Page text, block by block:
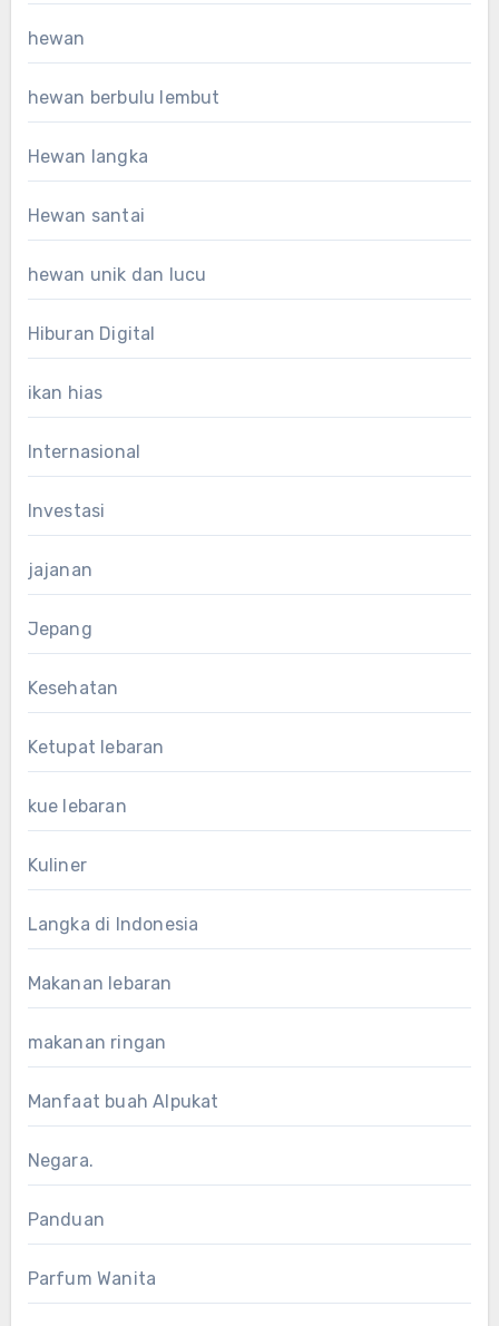
hewan
hewan berbulu lembut
Hewan langka
Hewan santai
hewan unik dan lucu
Hiburan Digital
ikan hias
Internasional
Investasi
jajanan
Jepang
Kesehatan
Ketupat lebaran
kue lebaran
Kuliner
Langka di Indonesia
Makanan lebaran
makanan ringan
Manfaat buah Alpukat
Negara.
Panduan
Parfum Wanita